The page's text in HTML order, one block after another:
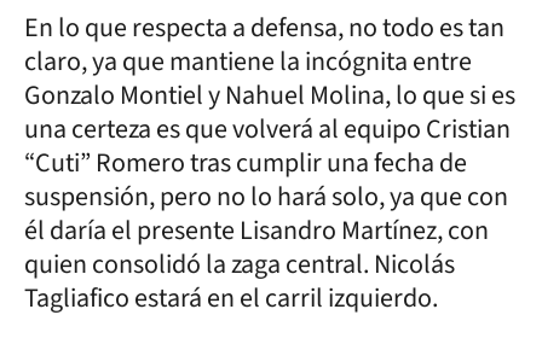
En lo que respecta a defensa, no todo es tan
claro, ya que mantiene la incógnita entre
Gonzalo Montiel y Nahuel Molina, lo que si es
una certeza es que volverá al equipo Cristian
“Cuti” Romero tras cumplir una fecha de
suspensión, pero no lo hará solo, ya que con
él daría el presente Lisandro Martínez, con
quien consolidó la zaga central. Nicolás
Tagliafico estará en el carril izquierdo.